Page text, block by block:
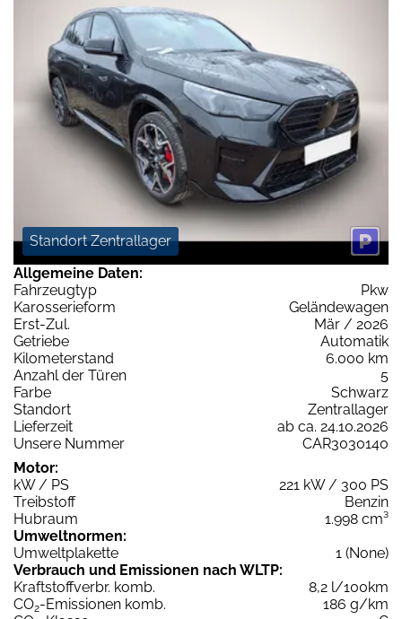
Standort Zentrallager
Allgemeine Daten:
Fahrzeugtyp
Pkw
Karosserieform
Geländewagen
Erst-Zul.
Mär / 2026
Getriebe
Automatik
Kilometerstand
6.000 km
Anzahl der Türen
5
Farbe
Schwarz
Standort
Zentrallager
Lieferzeit
ab ca. 24.10.2026
Unsere Nummer
CAR3030140
Motor:
kW / PS
221 kW / 300 PS
Treibstoff
Benzin
Hubraum
1.998 cm³
Umweltnormen:
Umweltplakette
1 (None)
Verbrauch und Emissionen nach WLTP:
Kraftstoffverbr. komb.
8,2 l/100km
CO2-Emissionen komb.
186 g/km